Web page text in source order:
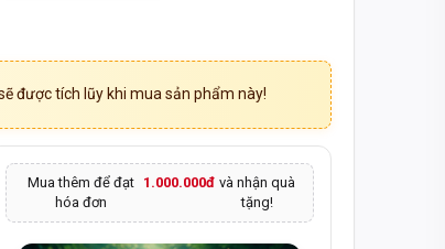
được tích lũy khi mua sản phẩm này!
Mua thêm để đạt
hóa đơn
1.000.000đ và nhận quà
tặng!